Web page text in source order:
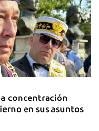
expulsado de
del ICE
concentración
en sus asuntos